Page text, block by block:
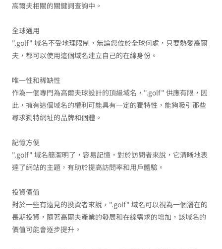
高爾夫相關的關鍵詞查詢中。
全球通用
".golf" 域名不受地理限制，無論您位於全球何處，只要熱愛高爾
夫，都可以使用這個域名建立自己的在線身份。
唯一性和稀缺性
作為一個專門為高爾夫球設計的頂級域名，".golf" 供應有限，因
此，擁有這個域名的權利可能具有一定的獨特性，能夠吸引那些
尋求獨特網址的品牌和個體。
記憶方便
".golf" 域名簡潔明了，容易記憶，對於訪問者來說，它清晰地表
達了網站的主題，有助於提高訪問率和用戶體驗。
投資價值
對於一些有遠見的投資者來說，".golf" 域名可以視為一個潛在的
長期投資，隨著高爾夫產業的發展和在線需求的增加，該域名的
價值可能會逐步提升。